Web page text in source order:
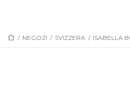
/ NEGOZI / SVIZZERA / ISABELLA